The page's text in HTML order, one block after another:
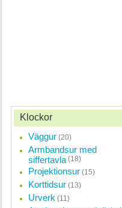
Klockor
Väggur (20)
Armbandsur med
siffertavla (18)
Projektionsur (15)
Korttidsur (13)
Urverk (11)